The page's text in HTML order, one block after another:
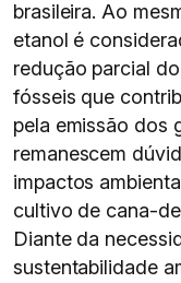
brasileira. Ao
etanol é
redução parcial
fósseis que
pela emissão dos
remanescem
impactos
cultivo de cana-
Diante da
sustentabilidade